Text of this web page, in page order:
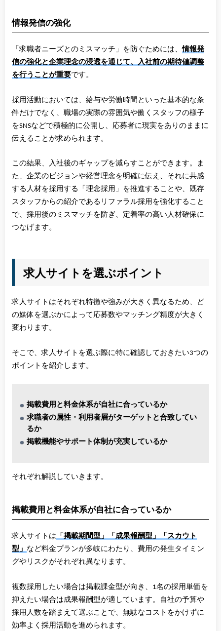
情報発信の強化
「求職者ニーズとのミスマッチ」を防ぐためには、情報発
信の強化と企業理念の浸透を通じて、入社前の期待値調整
を行うことが重要です。
採用活動においては、給与や労働時間といった基本的な条
件だけでなく、職場の実際の雰囲気や働くスタッフの様子
をSNSなどで積極的に公開し、応募者に現実をありのままに
伝えることが求められます。
この結果、入社後のギャップを減らすことができます。ま
た、企業のビジョンや経営理念を明確に伝え、それに共感
する人材を採用する「理念採用」を推進することや、既存
スタッフからの紹介であるリファラル採用を強化すること
で、採用後のミスマッチを防ぎ、定着率の高い人材確保に
つなげます。
求人サイトを選ぶポイント
求人サイトはそれぞれ特徴や強みが大きく異なるため、ど
の媒体を選ぶかによって応募数やマッチング精度が大きく
変わります。
そこで、求人サイトを選ぶ際に特に確認しておきたい3つの
ポイントを紹介します。
掲載費用と料金体系が自社に合っているか
求職者の属性・利用者層がターゲットと合致してい
るか
掲載機能やサポート体制が充実しているか
それぞれ解説していきます。
掲載費用と料金体系が自社に合っているか
求人サイトは「掲載期間型」「成果報酬型」「スカウト
型」など料金プランが多岐にわたり、費用の発生タイミン
グやリスクがそれぞれ異なります。
複数採用したい場合は掲載課金型が向き、1名の採用単価を
抑えたい場合は成果報酬型が適しています。自社の予算や
採用人数を踏まえて選ぶことで、無駄なコストをかけずに
効率よく採用活動を進められます。